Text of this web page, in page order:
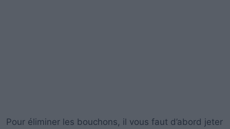
Pour éliminer les bouchons, il vous faut d’abord jeter